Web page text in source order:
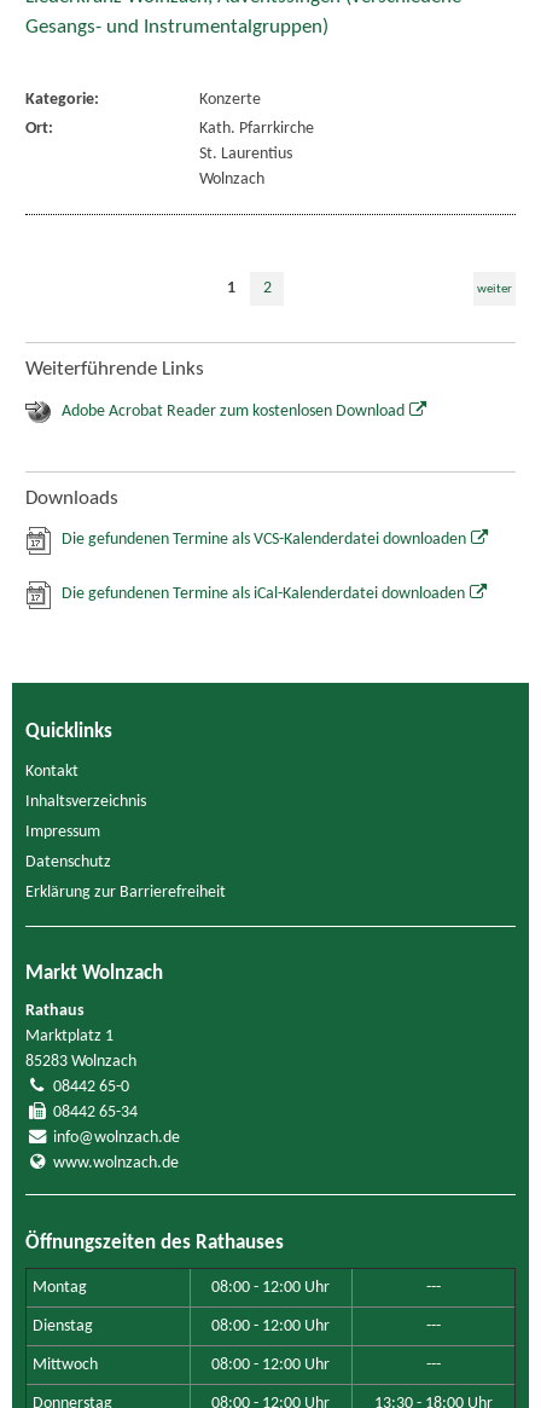
Gesangs- und Instrumentalgruppen)
Kategorie:
Konzerte
Ort:
Kath. Pfarrkirche
St. Laurentius
Wolnzach
1 2 weiter
Weiterführende Links
Adobe Acrobat Reader zum kostenlosen Download
Downloads
Die gefundenen Termine als VCS-Kalenderdatei downloaden
Die gefundenen Termine als iCal-Kalenderdatei downloaden
Quicklinks
Kontakt
Inhaltsverzeichnis
Impressum
Datenschutz
Erklärung zur Barrierefreiheit
Markt Wolnzach
Rathaus
Marktplatz 1
85283 Wolnzach
08442 65-0
08442 65-34
info@wolnzach.de
www.wolnzach.de
Öffnungszeiten des Rathauses
Montag 08:00 - 12:00 Uhr ---
Dienstag 08:00 - 12:00 Uhr ---
Mittwoch 08:00 - 12:00 Uhr ---
Donnerstag 08:00 - 12:00 Uhr 13:30 - 18:00 Uhr